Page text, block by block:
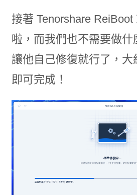
接著 Tenorshare
啦，而我們也不需要做什
讓他自己修復就行了，大
即可完成！